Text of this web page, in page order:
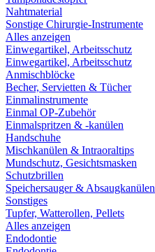
Nahtmaterial
Sonstige Chirurgie-Instrumente
Alles anzeigen
Einwegartikel, Arbeitsschutz
Einwegartikel, Arbeitsschutz
Anmischblöcke
Becher, Servietten & Tücher
Einmalinstrumente
Einmal OP-Zubehör
Einmalspritzen & -kanülen
Handschuhe
Mischkanülen & Intraoraltips
Mundschutz, Gesichtsmasken
Schutzbrillen
Speichersauger & Absaugkanülen
Sonstiges
Tupfer, Watterollen, Pellets
Alles anzeigen
Endodontie